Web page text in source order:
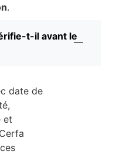
.
t-il avant le
date de
et